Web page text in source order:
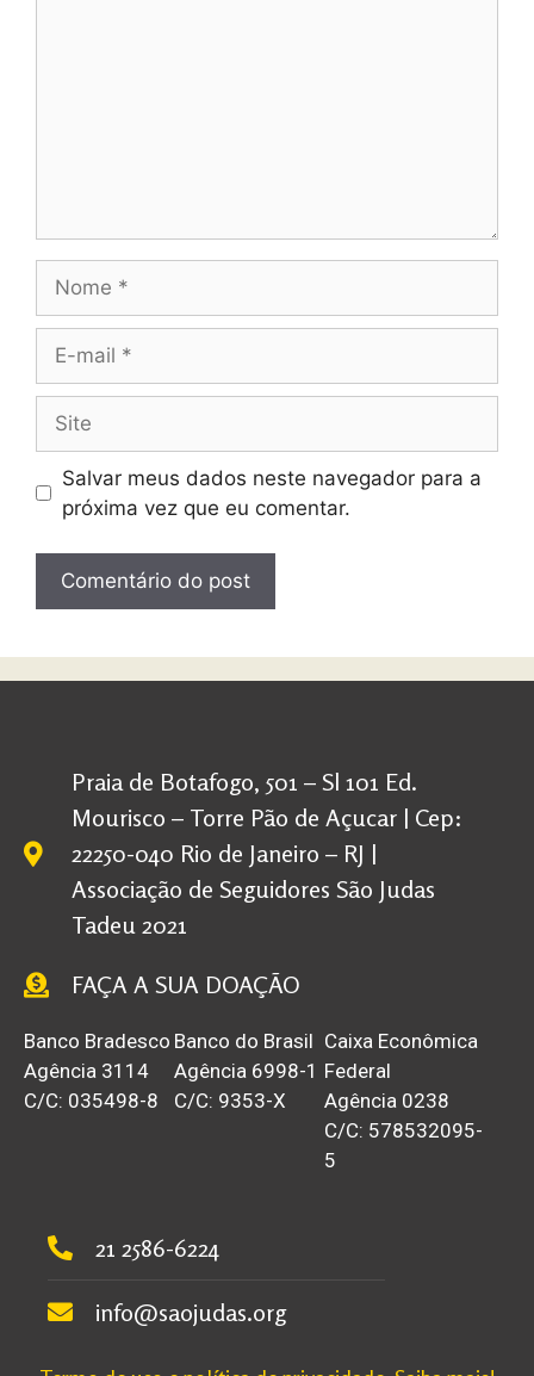
Salvar meus dados neste navegador para a
próxima vez que eu comentar.
Praia de Botafogo, 501 – Sl 101 Ed.
Mourisco – Torre Pão de Açucar | Cep:
22250-040 Rio de Janeiro – RJ |
Associação de Seguidores São Judas
Tadeu 2021
FAÇA A SUA DOAÇÃO
Banco Bradesco
Agência 3114
C/C: 035498-8
Banco do Brasil
Agência 6998-1
C/C: 9353-X
Caixa Econômica
Federal
Agência 0238
C/C: 578532095-
5
21 2586-6224
info@saojudas.org